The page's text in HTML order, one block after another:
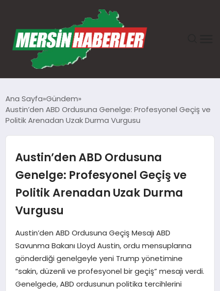
GÜNDEM
TEKNOLOJI
YAŞAM
EĞITIM
Ana Sayfa Gündem
Austin’den ABD Ordusuna Genelge: Profesyonel Geçiş ve
Politik Arenadan Uzak Durma Vurgusu
Austin’den ABD Ordusuna
Genelge: Profesyonel Geçiş ve
Politik Arenadan Uzak Durma
Vurgusu
Austin’den ABD Ordusuna Geçiş Mesajı ABD
Savunma Bakanı Lloyd Austin, ordu mensuplarına
gönderdiği genelgeyle yeni Trump yönetimine
“sakin, düzenli ve profesyonel bir geçiş” mesajı verdi.
Genelgede, ABD ordusunun politika tercihlerini